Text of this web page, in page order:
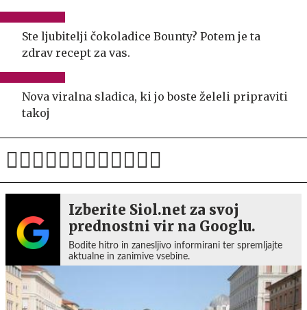
Ste ljubitelji čokoladice Bounty? Potem je ta
zdrav recept za vas.
Nova viralna sladica, ki jo boste želeli pripraviti
takoj
Izberite Siol.net za svoj
prednostni vir na Googlu.
Bodite hitro in zanesljivo informirani ter spremljajte
aktualne in zanimive vsebine.